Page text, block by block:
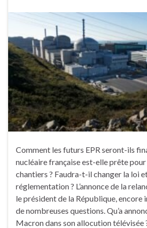
Comment les futurs EPR seront-ils
nucléaire française est-elle prête pour
chantiers ? Faudra-t-il changer la loi
réglementation ? L’annonce de la
le président de la République, encore
de nombreuses questions. Qu’a
Macron dans son allocution télévisée